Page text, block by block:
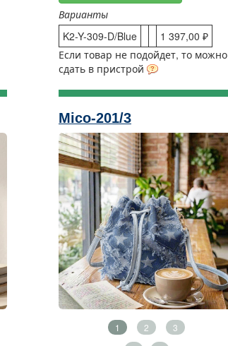
Варианты
K2-Y-309-D/Blue
1 397,00 ₽
Если товар не подойдет, то можно
сдать в пристрой
Mico-201/3
1 2 3